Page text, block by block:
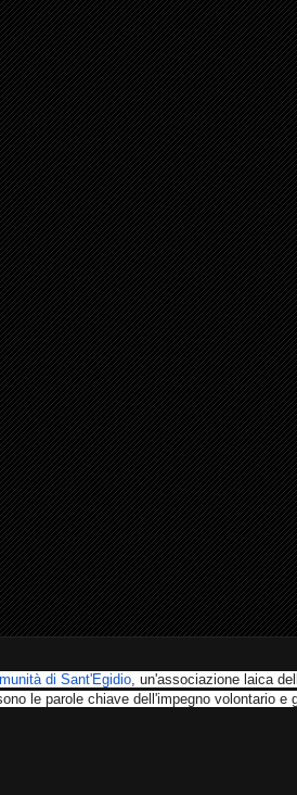
di Sant'Egidio, un'associazione laica
le parole chiave dell'impegno volontario